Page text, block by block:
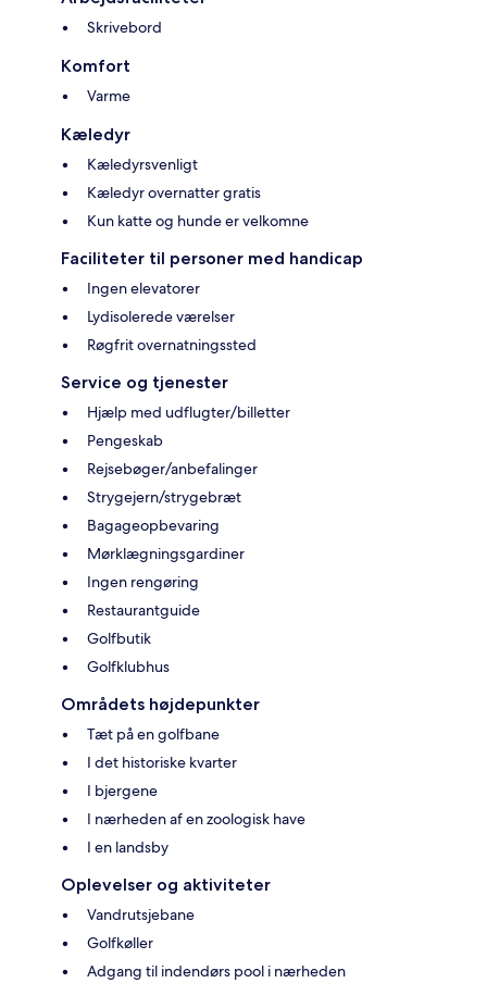
Skrivebord
Komfort
Varme
Kæledyr
Kæledyrsvenligt
Kæledyr overnatter gratis
Kun katte og hunde er velkomne
Faciliteter til personer med handicap
Ingen elevatorer
Lydisolerede værelser
Røgfrit overnatningssted
Service og tjenester
Hjælp med udflugter/billetter
Pengeskab
Rejsebøger/anbefalinger
Strygejern/strygebræt
Bagageopbevaring
Mørklægningsgardiner
Ingen rengøring
Restaurantguide
Golfbutik
Golfklubhus
Områdets højdepunkter
Tæt på en golfbane
I det historiske kvarter
I bjergene
I nærheden af en zoologisk have
I en landsby
Oplevelser og aktiviteter
Vandrutsjebane
Golfkøller
Adgang til indendørs pool i nærheden